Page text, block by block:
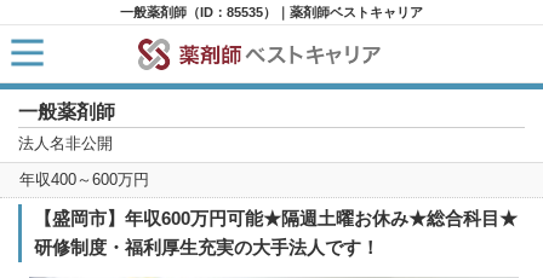
一般薬剤師（ID：85535）｜薬剤師ベストキャリア
一般薬剤師
法人名非公開
年収400～600万円
【盛岡市】年収600万円可能★隔週土曜お休み★総合科目★
研修制度・福利厚生充実の大手法人です！
HOME
求人検索
新着求人
求人ランキング
キャリアアドバイザー紹介
コラム
転職支援サービスに申し込む